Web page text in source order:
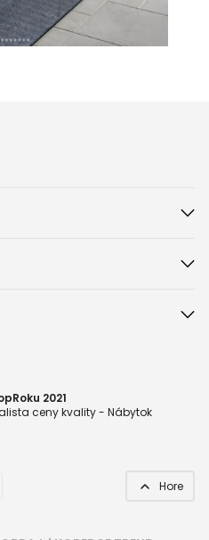
2021
ceny kvality - Nábytok
Hore